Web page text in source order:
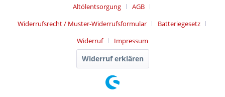
Altölentsorgung
AGB
Widerrufsrecht / Muster-Widerrufsformular
Batteriegesetz
Widerruf
Impressum
Widerruf erklären